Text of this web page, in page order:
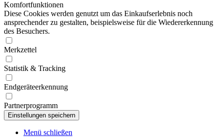
Komfortfunktionen
Diese Cookies werden genutzt um das Einkaufserlebnis noch
ansprechender zu gestalten, beispielsweise für die Wiedererkennung
des Besuchers.
Merkzettel
Statistik & Tracking
Endgeräteerkennung
Partnerprogramm
Menü schließen